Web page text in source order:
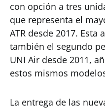
con opción a tres
que representa el
ATR desde 2017. Esta
también el segundo
UNI Air desde 2011,
estos mismos
La entrega de las